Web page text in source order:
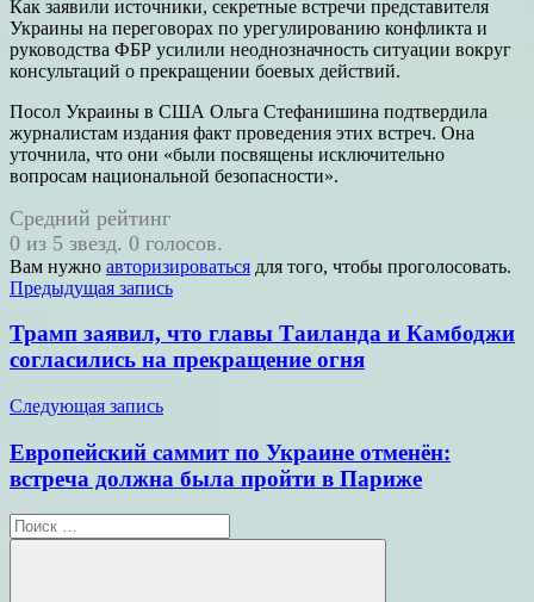
Как заявили источники, секретные встречи представителя
Украины на переговорах по урегулированию конфликта и
руководства ФБР усилили неоднозначность ситуации вокруг
консультаций о прекращении боевых действий.
Посол Украины в США Ольга Стефанишина подтвердила
журналистам издания факт проведения этих встреч. Она
уточнила, что они «были посвящены исключительно
вопросам национальной безопасности».
Средний рейтинг
0 из 5 звезд. 0 голосов.
Вам нужно авторизироваться для того, чтобы проголосовать.
Навигация
по
записям
Предыдущая запись
Трамп заявил, что главы Таиланда и Камбоджи
согласились на прекращение огня
Следующая запись
Европейский саммит по Украине отменён:
встреча должна была пройти в Париже
Поиск
для: